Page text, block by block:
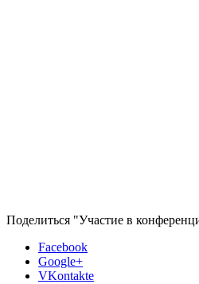
Поделиться "Участие в
Facebook
Google+
VKontakte